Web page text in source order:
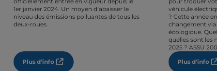
1er janvier 2024. Un moyen d’abaisser le
niveau des émissions polluantes de tous les
deux-roues.
Plus d'info
véhicule
? Cette année
changement
écologique.
quelles sont les
2025 ? ASSU
Plus d'info